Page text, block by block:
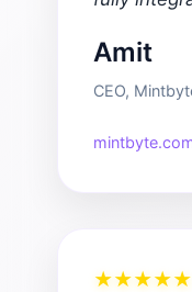
Amit
CEO,
★★★★★